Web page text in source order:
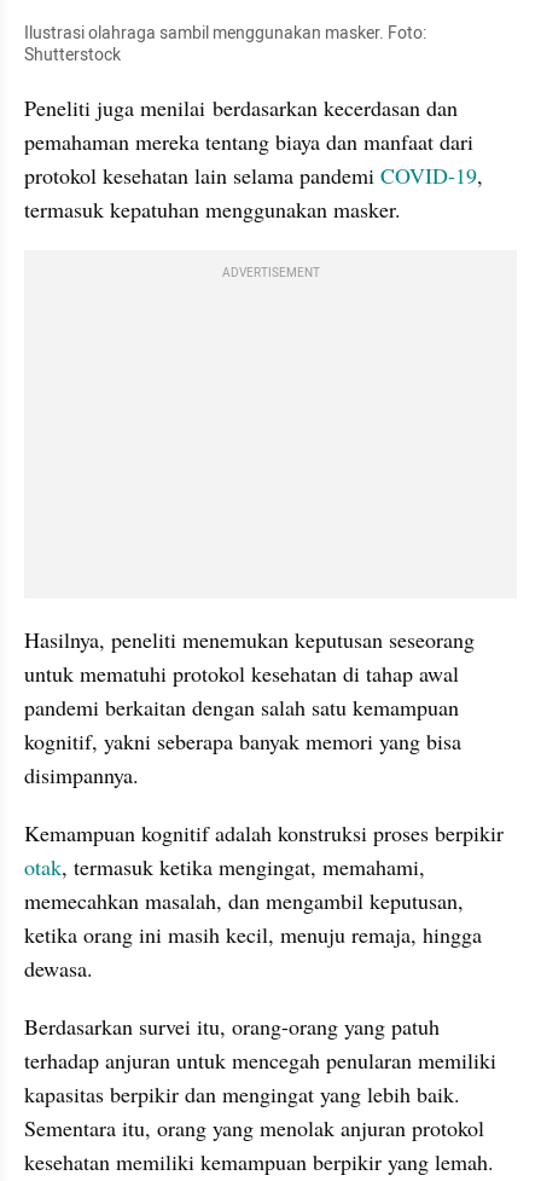
Shutterstock
Peneliti juga menilai berdasarkan kecerdasan dan
pemahaman mereka tentang biaya dan manfaat dari
protokol kesehatan lain selama pandemi COVID-19,
termasuk kepatuhan menggunakan masker.
ADVERTISEMENT
Hasilnya, peneliti menemukan keputusan seseorang
untuk mematuhi protokol kesehatan di tahap awal
pandemi berkaitan dengan salah satu kemampuan
disimpannya.
otak, termasuk ketika mengingat, memahami,
memecahkan masalah, dan mengambil keputusan,
ketika orang ini masih kecil, menuju remaja, hingga
dewasa.
Berdasarkan survei itu, orang-orang yang patuh
terhadap anjuran untuk mencegah penularan memiliki
kapasitas berpikir dan mengingat yang lebih baik.
Sementara itu, orang yang menolak anjuran protokol
kesehatan memiliki kemampuan berpikir yang lemah.